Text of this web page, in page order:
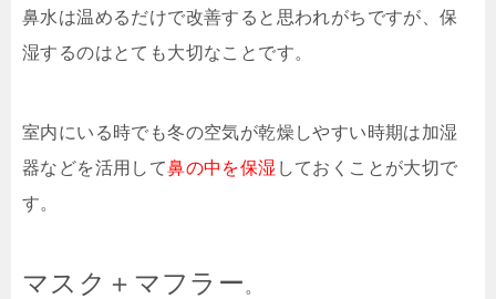
鼻水は温めるだけで改善すると思われがちですが、保
湿するのはとても大切なことです。
室内にいる時でも冬の空気が乾燥しやすい時期は加湿
器などを活用して鼻の中を保湿 しておくことが大切で
す。
マスク＋マフラー 。